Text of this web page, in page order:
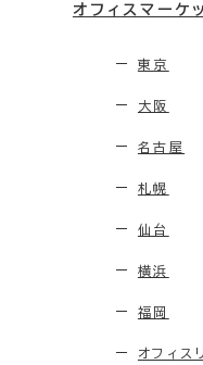
オフィスマーケ
東京
大阪
名古屋
札幌
仙台
横浜
福岡
オフィス